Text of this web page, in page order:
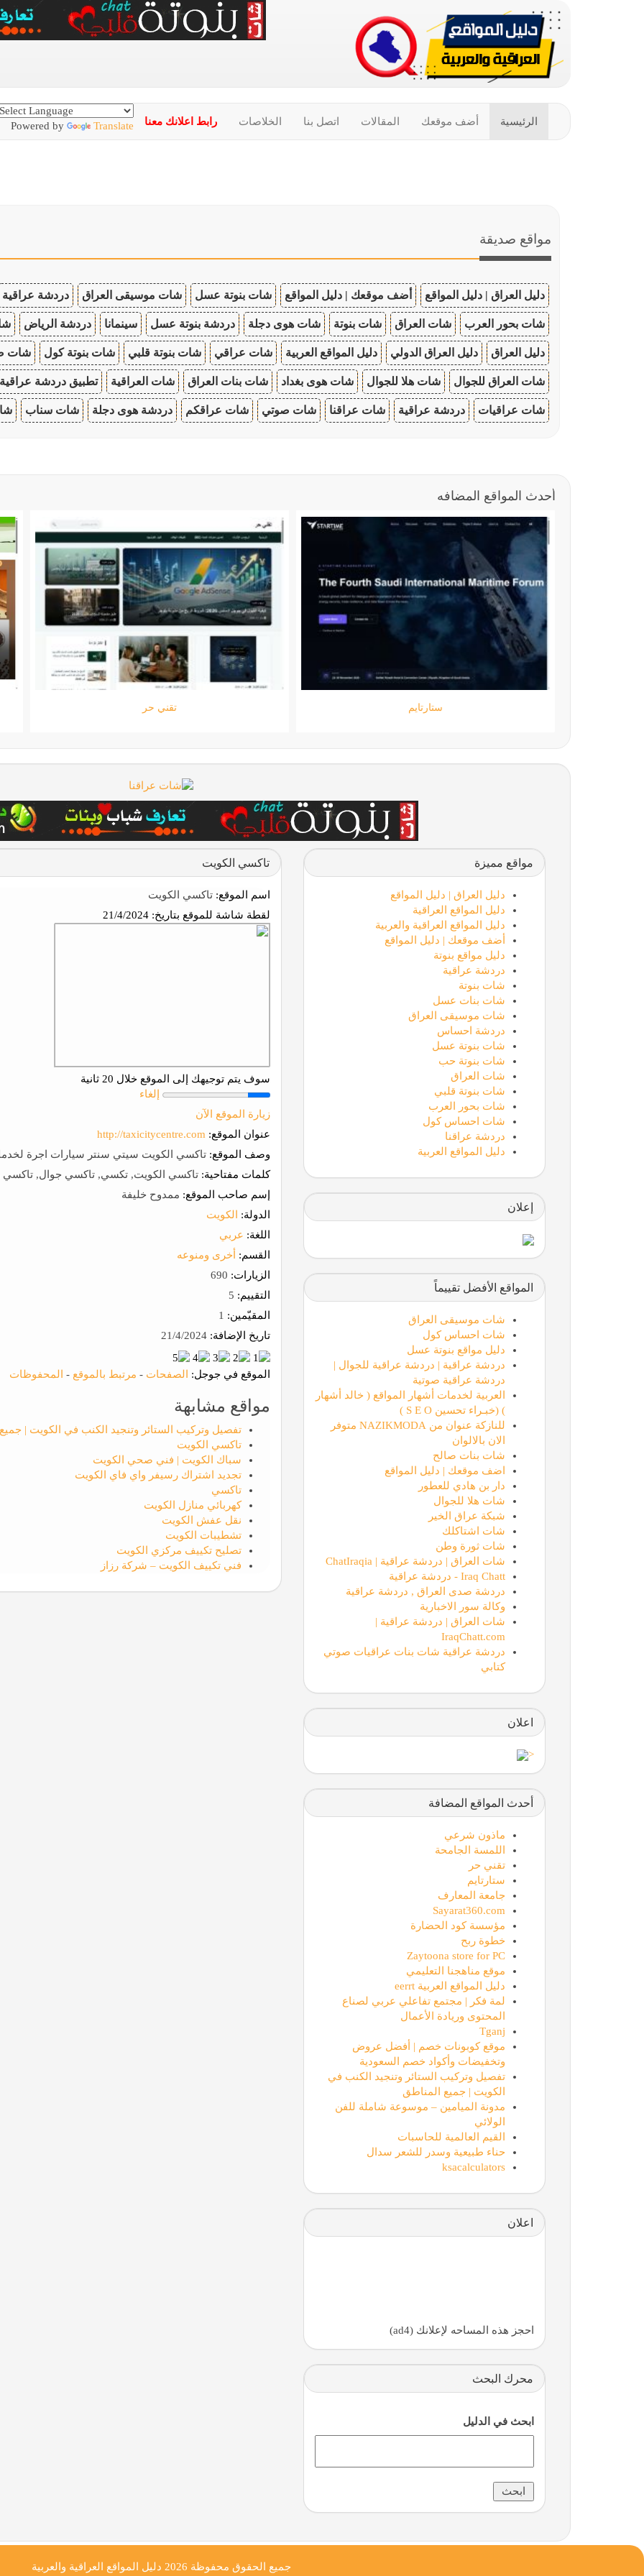
الرئيسية أضف موقعك المقالات اتصل بنا الخلاصات رابط اعلانك معنا Powered by Translate
مواقع صديقة
دليل العراق | دليل المواقع أضف موقعك | دليل المواقع شات بنوتة عسل شات موسيقى العراق دردشة عراقية
شات بحور العرب شات العراق شات بنوتة شات هوى دجلة دردشة بنوتة عسل سينمانا دردشة الرياض
دليل العراق دليل العراق الدولي دليل المواقع العربية شات عراقي شات بنوتة قلبي شات بنوتة كول شات
شات العراق للجوال شات هلا للجوال شات هوى بغداد شات بنات العراق شات العراقية تطبيق دردشة عراقية
شات عراقيات دردشة عراقية شات عراقنا شات صوتي شات عراقكم دردشة هوى دجلة شات سناب
أحدث المواقع المضافه
ستارتايم جامعة المعارف
تاكسي الكويت
اسم الموقع: تاكسي الكويت
لقطة شاشة للموقع بتاريخ:
سوف يتم توجيهك إلى الموقع خلال 20 ثانية
إلغاء
زيارة الموقع الآن
عنوان الموقع: http://taxicitycentre.com
وصف الموقع: تاكسي الكويت سيتي سنتر سيارات اجرة
كلمات مفتاحية: تاكسي الكويت, تكسي, تاكسي جوال,
إسم صاحب الموقع: ممدوح خليفة
الدولة:
الكويت
اللغة: عربي
القسم:
أخرى ومنوعه
الزيارات:
التقييم:
المقيّمين:
تاريخ الإضافة:
الموقع في جوجل: الصفحات - مرتبط بالموقع - المحفوظات
مواقع مشابهة
تفصيل وتركيب الستائر وتنجيد الكنب في الكويت |
تاكسي الكويت
سباك الكويت | فني صحي الكويت
تجديد اشتراك رسيفر واي فاي الكويت
تاكسي
كهربائي منازل الكويت
نقل عفش الكويت
تشطيبات الكويت
تصليح تكييف مركزي الكويت
فني تكييف الكويت – شركة رزاز
مواقع مميزة
دليل العراق | دليل المواقع
دليل المواقع العراقية
دليل المواقع العراقية والعربية
أضف موقعك | دليل المواقع
دليل مواقع بنوتة
دردشة عراقية
شات بنوتة
شات بنات عسل
شات موسيقى العراق
دردشة احساس
شات بنوتة عسل
شات بنوتة حب
شات العراق
شات بنوتة قلبي
شات بحور العرب
شات احساس كول
دردشة عراقنا
دليل المواقع العربية
إعلان
المواقع الأفضل تقييماً
شات موسيقى العراق
شات احساس كول
دليل مواقع بنوتة عسل
دردشة عراقية | دردشة عراقية للجوال |
دردشة عراقية صوتية
العربية لخدمات أشهار المواقع ( خالد أشهار
) (خبـراء تحسين S E O )
للنازكة عنوان من NAZIKMODA متوفر
الان بالالوان
شات بنات صالح
اضف موقعك | دليل المواقع
دار بن هادي للعطور
شات هلا للجوال
شبكة عراق الخير
شات اشتاكلك
شات ثورة وطن
شات العراق | دردشة عراقية | ChatIraqia
Iraq Chatt - دردشة عراقية
دردشة صدى العراق , دردشة عراقية
وكالة سور الاخبارية
شات العراق | دردشة عراقية |
IraqChatt.com
دردشة عراقية شات بنات عراقيات صوتي
كتابي
اعلان
<
أحدث المواقع المضافة
ماذون شرعي
اللمسة الجامحة
تقني حر
ستارتايم
جامعة المعارف
Sayarat360.com
مؤسسة كود الحضارة
خطوة ربح
Zaytoona store for PC
موقع مناهجنا التعليمي
دليل المواقع العربية eerrt
لمة فكر | مجتمع تفاعلي عربي لصناع
المحتوى وريادة الأعمال
Tganj
موقع كوبونات خصم | أفضل عروض
وتخفيضات وأكواد خصم السعودية
تفصيل وتركيب الستائر وتنجيد الكنب في
الكويت | جميع المناطق
مدونة الميامين – موسوعة شاملة للفن
الولائي
القيم العالمية للحاسبات
حناء طبيعية وسدر للشعر سدال
ksacalculators
اعلان
احجز هذه المساحه لإعلانك (ad4)
محرك البحث
ابحث في الدليل
جميع الحقوق محفوظة 2026 دليل المواقع العراقية والعربية